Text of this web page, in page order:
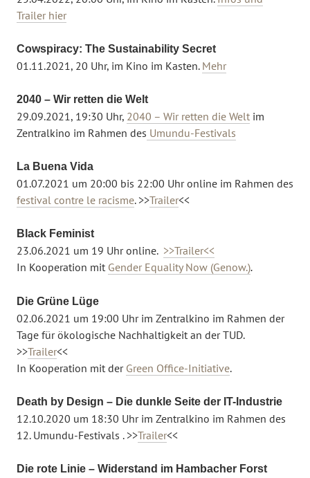
Trailer hier
Cowspiracy: The Sustainability Secret
01.11.2021, 20 Uhr, im Kino im Kasten. Mehr
2040 – Wir retten die Welt
29.09.2021, 19:30 Uhr, 2040 – Wir retten die Welt im
Zentralkino im Rahmen des Umundu-Festivals
La Buena Vida
01.07.2021 um 20:00 bis 22:00 Uhr online im Rahmen des
festival contre le racisme. >>Trailer<<
Black Feminist
23.06.2021 um 19 Uhr online. >>Trailer<<
In Kooperation mit Gender Equality Now (Genow.).
Die Grüne Lüge
02.06.2021 um 19:00 Uhr im Zentralkino im Rahmen der
Tage für ökologische Nachhaltigkeit an der TUD.
>>Trailer<<
In Kooperation mit der Green Office-Initiative.
Death by Design – Die dunkle Seite der IT-Industrie
12.10.2020 um 18:30 Uhr im Zentralkino im Rahmen des
12. Umundu-Festivals . >>Trailer<<
Die rote Linie – Widerstand im Hambacher Forst